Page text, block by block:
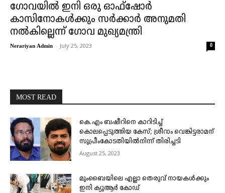
ഗോവയിൽ ഇനി ഒരു ഓഫ്‌ഷോർ
കാസിനോകൾക്കും സർക്കാർ അനുമതി
നൽകില്ലെന്ന് ഗോവ മുഖ്യമന്ത്രി
Nerariyan Admin - July 25, 2023 0
MOST READ
കെ.എം ബഷീറിനെ കാറിടിച്ച്
കൊലപ്പെടുത്തിയ കേസ്; ശ്രീറാം വെങ്കിട്ടരാമന്
സുപ്രീംകോടതിയിൽനിന്ന് തിരിച്ചടി
August 25, 2023
മുംബൈയിലെ എല്ലാ തെരുവ് നായകൾക്കും
ഇനി ക്യുആർ കോഡ്